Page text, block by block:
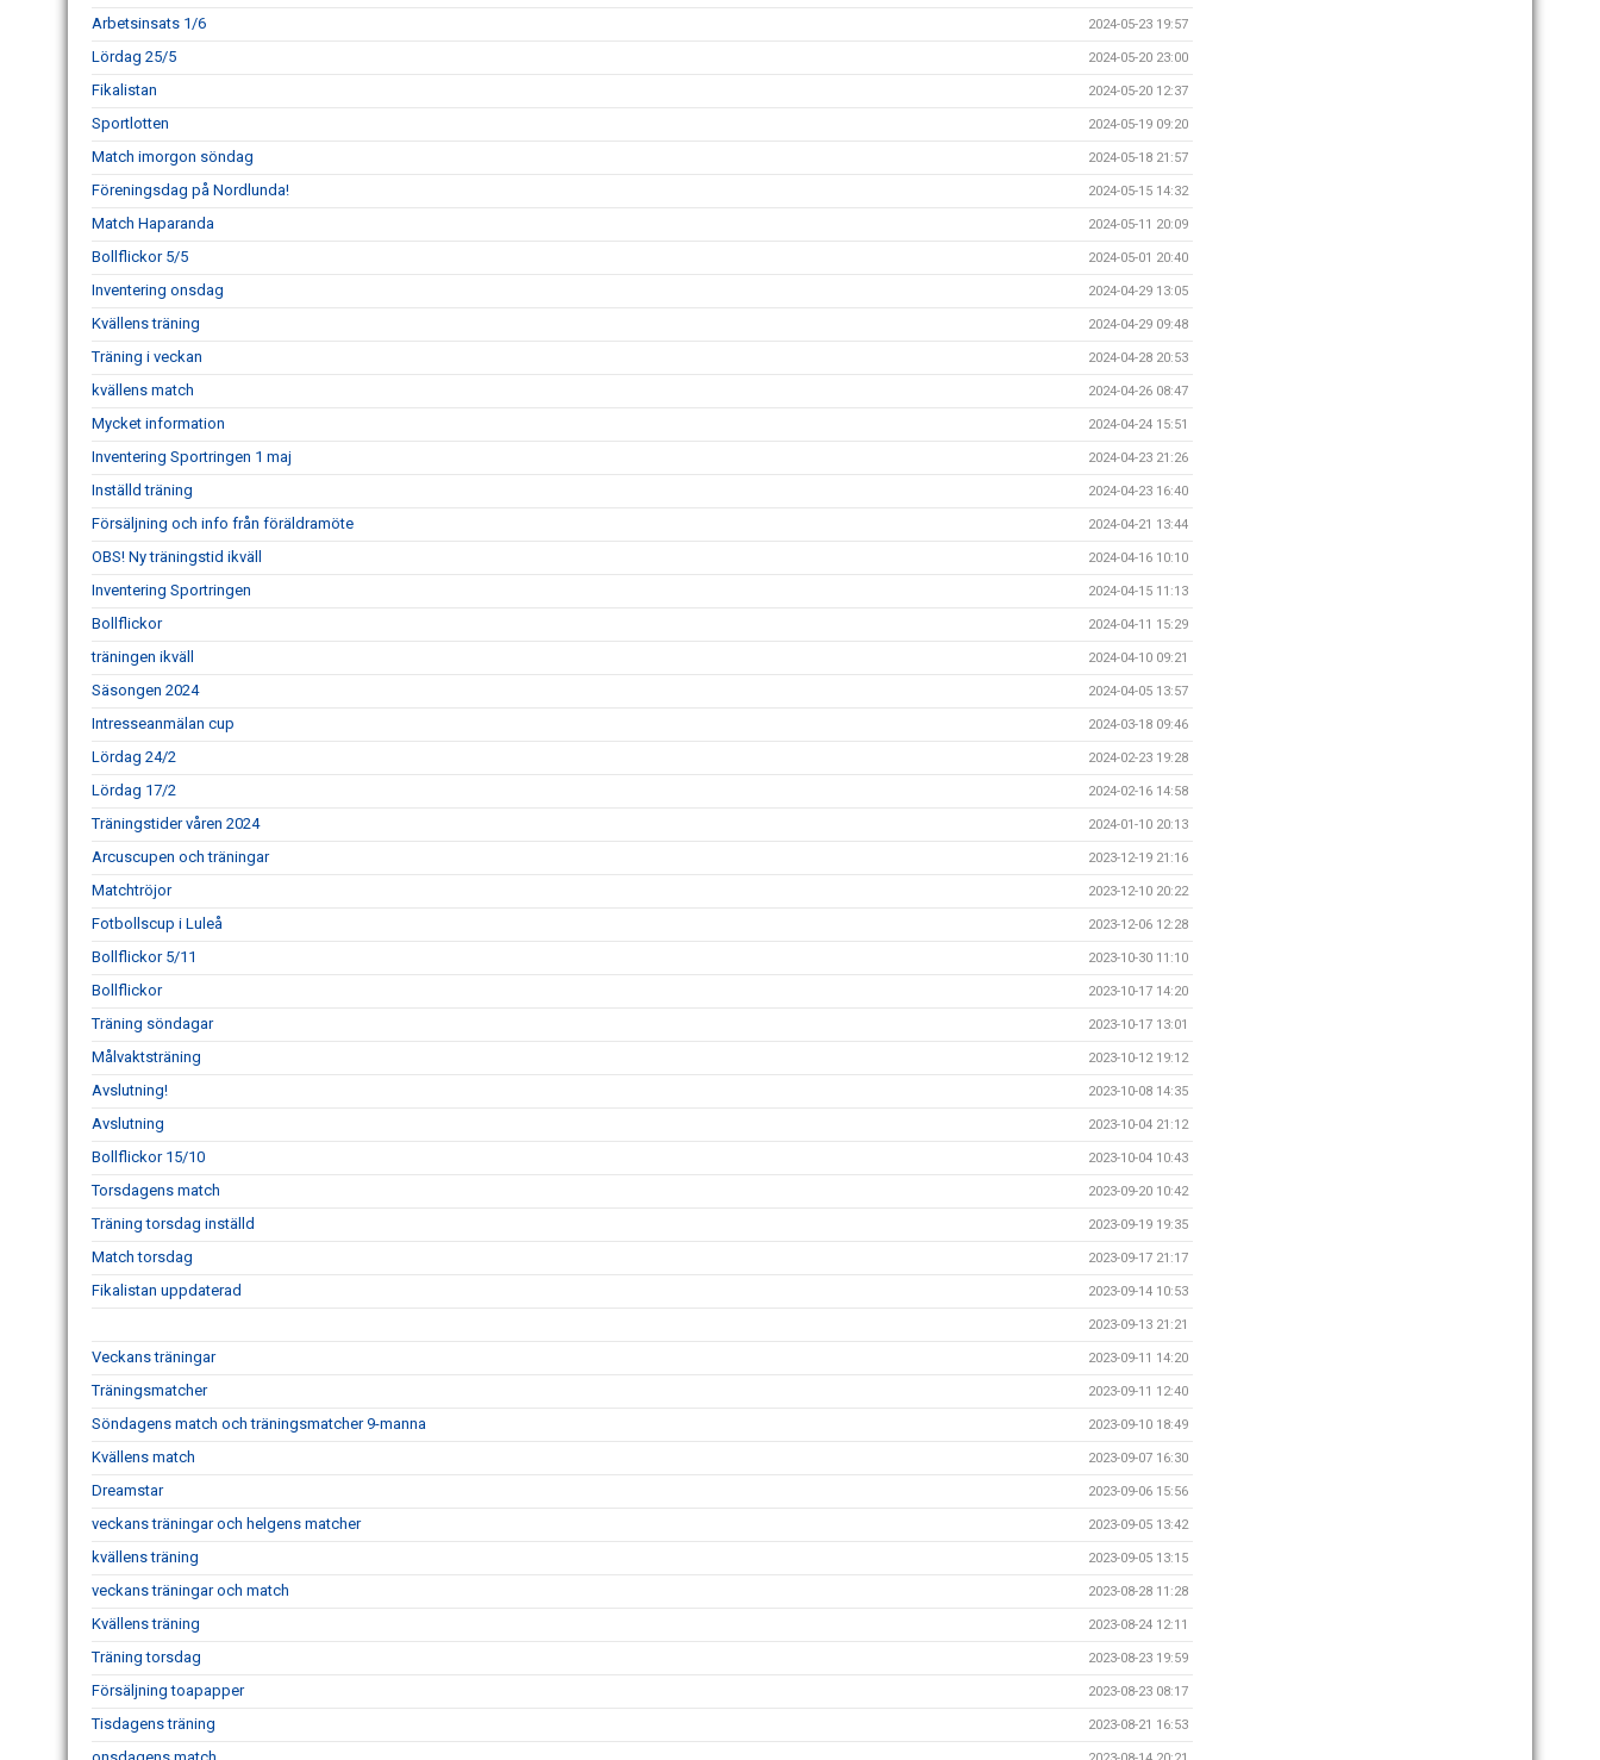
Arbetsinsats 1/6 2024-05-23 19:57
Lördag 25/5 2024-05-20 23:00
Fikalistan 2024-05-20 12:37
Sportlotten 2024-05-19 09:20
Match imorgon söndag 2024-05-18 21:57
Föreningsdag på Nordlunda! 2024-05-15 14:32
Match Haparanda 2024-05-11 20:09
Bollflickor 5/5 2024-05-01 20:40
Inventering onsdag 2024-04-29 13:05
Kvällens träning 2024-04-29 09:48
Träning i veckan 2024-04-28 20:53
kvällens match 2024-04-26 08:47
Mycket information 2024-04-24 15:51
Inventering Sportringen 1 maj 2024-04-23 21:26
Inställd träning 2024-04-23 16:40
Försäljning och info från föräldramöte 2024-04-21 13:44
OBS! Ny träningstid ikväll 2024-04-16 10:10
Inventering Sportringen 2024-04-15 11:13
Bollflickor 2024-04-11 15:29
träningen ikväll 2024-04-10 09:21
Säsongen 2024 2024-04-05 13:57
Intresseanmälan cup 2024-03-18 09:46
Lördag 24/2 2024-02-23 19:28
Lördag 17/2 2024-02-16 14:58
Träningstider våren 2024 2024-01-10 20:13
Arcuscupen och träningar 2023-12-19 21:16
Matchtröjor 2023-12-10 20:22
Fotbollscup i Luleå 2023-12-06 12:28
Bollflickor 5/11 2023-10-30 11:10
Bollflickor 2023-10-17 14:20
Träning söndagar 2023-10-17 13:01
Målvaktsträning 2023-10-12 19:12
Avslutning! 2023-10-08 14:35
Avslutning 2023-10-04 21:12
Bollflickor 15/10 2023-10-04 10:43
Torsdagens match 2023-09-20 10:42
Träning torsdag inställd 2023-09-19 19:35
Match torsdag 2023-09-17 21:17
Fikalistan uppdaterad 2023-09-14 10:53
2023-09-13 21:21
Veckans träningar 2023-09-11 14:20
Träningsmatcher 2023-09-11 12:40
Söndagens match och träningsmatcher 9-manna 2023-09-10 18:49
Kvällens match 2023-09-07 16:30
Dreamstar 2023-09-06 15:56
veckans träningar och helgens matcher 2023-09-05 13:42
kvällens träning 2023-09-05 13:15
veckans träningar och match 2023-08-28 11:28
Kvällens träning 2023-08-24 12:11
Träning torsdag 2023-08-23 19:59
Försäljning toapapper 2023-08-23 08:17
Tisdagens träning 2023-08-21 16:53